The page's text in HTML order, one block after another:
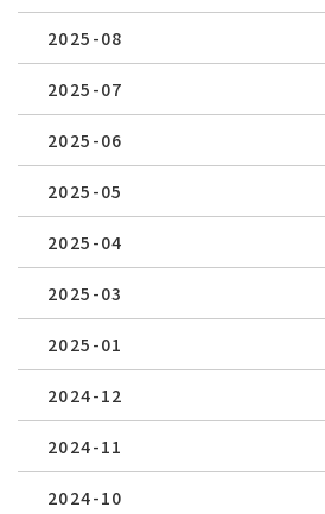
2025-08
2025-07
2025-06
2025-05
2025-04
2025-03
2025-01
2024-12
2024-11
2024-10